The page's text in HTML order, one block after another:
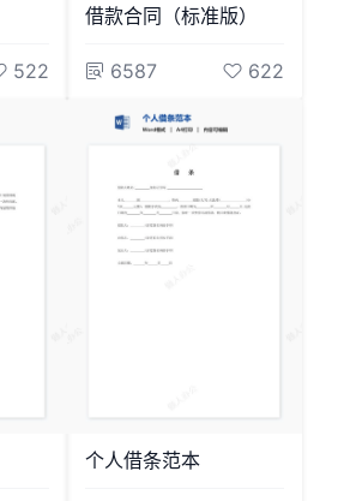
522
借款合同（标准版）
6587 622
个人借条范本